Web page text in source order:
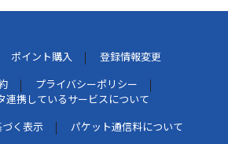
ポイント購入
登録情報変更
プライバシーポリシー
連携しているサービスについて
く表示
パケット通信料について